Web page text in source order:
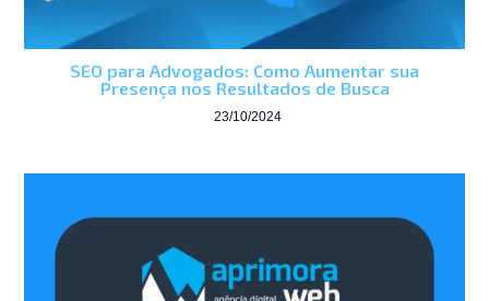
SEO para Advogados: Como Aumentar sua
Presença nos Resultados de Busca
23/10/2024